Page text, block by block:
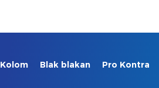
Kolom Blak blakan Pro Kontra